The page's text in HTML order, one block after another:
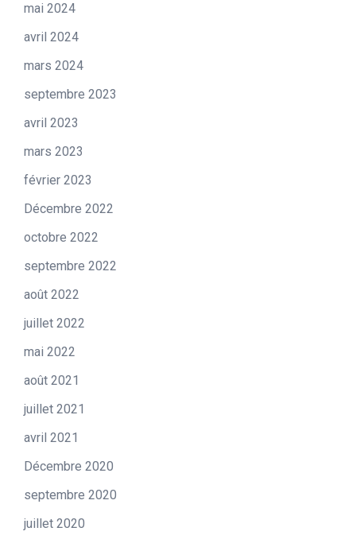
mai 2024
avril 2024
mars 2024
septembre 2023
avril 2023
mars 2023
février 2023
Décembre 2022
octobre 2022
septembre 2022
août 2022
juillet 2022
mai 2022
août 2021
juillet 2021
avril 2021
Décembre 2020
septembre 2020
juillet 2020